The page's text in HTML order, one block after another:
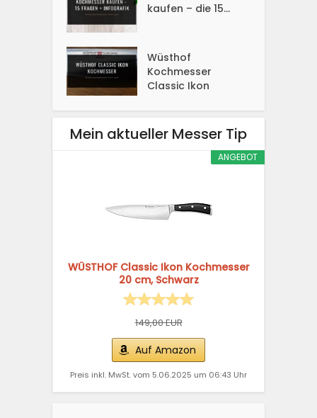
kaufen – die 15...
Wüsthof
Kochmesser
Classic Ikon
Mein aktueller Messer Tip
ANGEBOT
WÜSTHOF Classic Ikon Kochmesser
20 cm, Schwarz
149,00 EUR
Auf Amazon
Preis inkl. MwSt. vom 5.06.2025 um 06:43 Uhr